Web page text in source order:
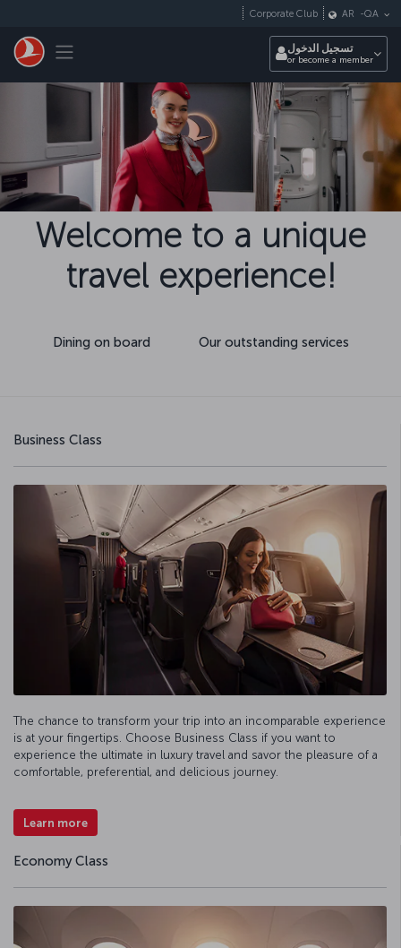
Toggle navigation
Corporate Club AR -QA
تسجيل الدخول
or become a member
Welcome to a unique
travel experience!
Dining on board Our outstanding services
Business Class
The chance to transform your trip into an incomparable experience
is at your fingertips. Choose Business Class if you want to
experience the ultimate in luxury travel and savor the pleasure of a
comfortable, preferential, and delicious journey.
Learn more
Economy Class